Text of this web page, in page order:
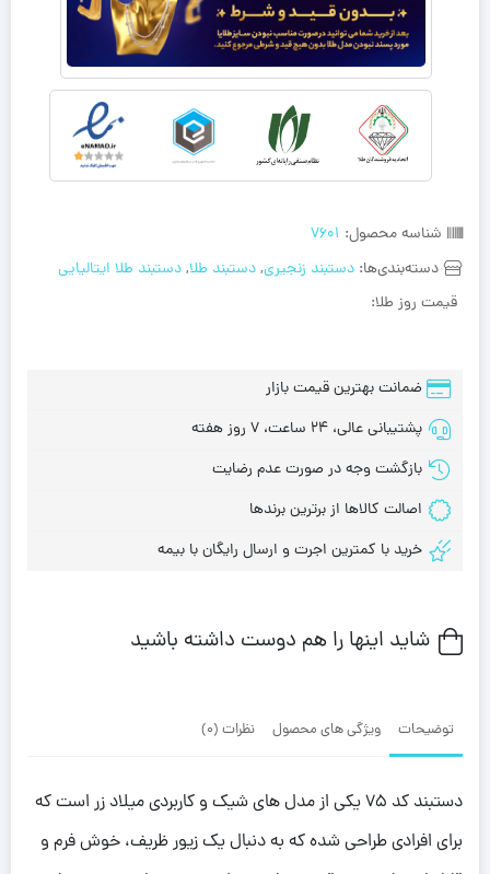
شناسه محصول: 7601
دسته‌بندی‌ها: دستبند زنجیری,دستبند طلا,دستبند طلا ایتالیایی
قیمت روز طلا:
ضمانت بهترین قیمت بازار
پشتیبانی عالی، 24 ساعت، 7 روز هفته
بازگشت وجه در صورت عدم رضایت
اصالت کالاها از برترین برندها
خرید با کمترین اجرت و ارسال رایگان با بیمه
شاید اینها را هم دوست داشته باشید
توضیحات ویژگی های محصول نظرات (0)
دستبند کد 75 یکی از مدل های شیک و کاربردی میلاد زر است که
برای افرادی طراحی شده که به دنبال یک زیور ظریف، خوش فرم و